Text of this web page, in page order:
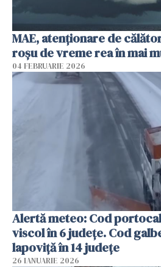
MAE, atenţionare de
roșu de vreme rea în mai
04 FEBRUARIE 2026
Alertă meteo: Cod
viscol în 6 judeţe. Cod
lapoviţă în 14 judeţe
26 IANUARIE 2026